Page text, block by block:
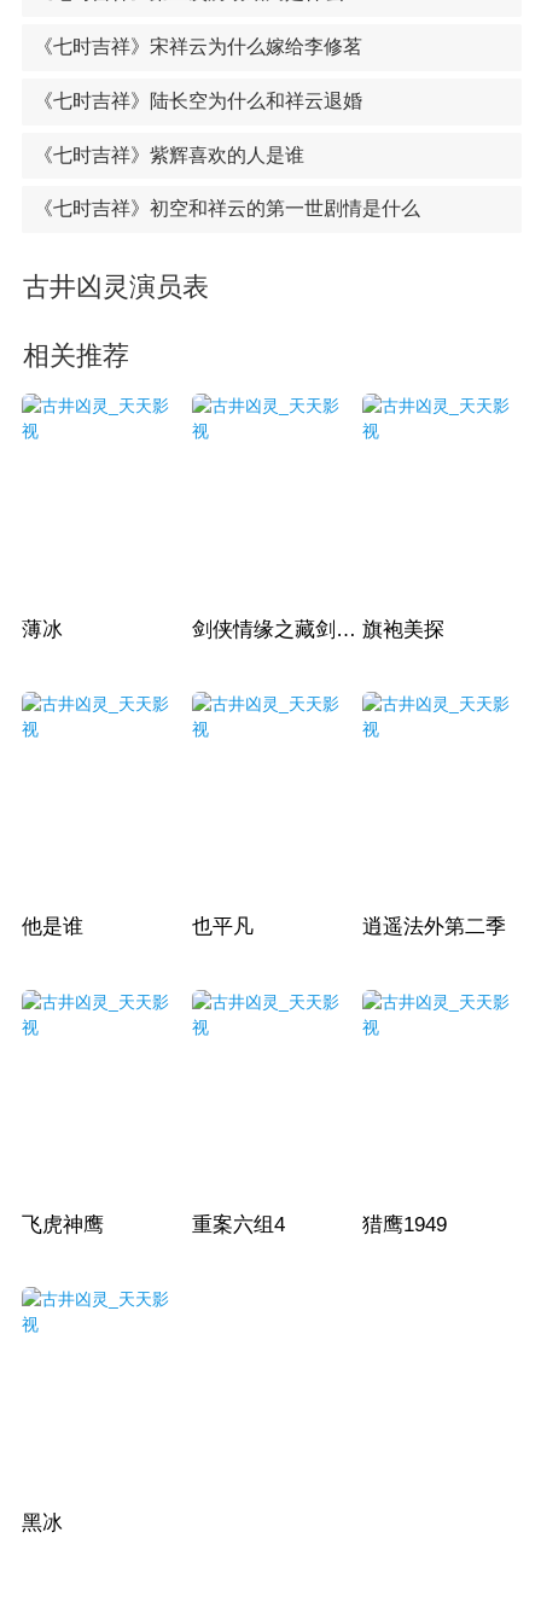
《七时吉祥》宋祥云为什么嫁给李修茗
《七时吉祥》陆长空为什么和祥云退婚
《七时吉祥》紫辉喜欢的人是谁
《七时吉祥》初空和祥云的第一世剧情是什么
古井凶灵演员表
相关推荐
薄冰 剑侠情缘之藏剑山庄 旗袍美探
他是谁 也平凡 逍遥法外第二季
飞虎神鹰 重案六组4 猎鹰1949
黑冰